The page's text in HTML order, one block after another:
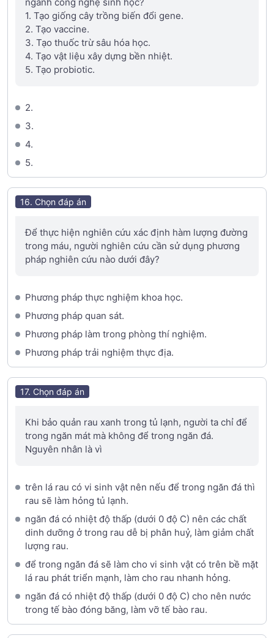
1. Tạo giống cây trồng biến đổi gene.
2. Tạo vaccine.
3. Tạo thuốc trừ sâu hóa học.
4. Tạo vật liệu xây dựng bền nhiệt.
5. Tạo probiotic.
2.
3.
4.
5.
16. Chọn đáp án
Để thực hiện nghiên cứu xác định hàm lượng đường
trong máu, người nghiên cứu cần sử dụng phương
pháp nghiên cứu nào dưới đây?
Phương pháp thực nghiệm khoa học.
Phương pháp quan sát.
Phương pháp làm trong phòng thí nghiệm.
Phương pháp trải nghiệm thực địa.
17. Chọn đáp án
Khi bảo quản rau xanh trong tủ lạnh, người ta chỉ để
trong ngăn mát mà không để trong ngăn đá.
Nguyên nhân là vì
trên lá rau có vi sinh vật nên nếu để trong ngăn đá thì
rau sẽ làm hỏng tủ lạnh.
ngăn đá có nhiệt độ thấp (dưới 0 độ C) nên các chất
dinh dưỡng ở trong rau dễ bị phân huỷ, làm giảm chất
lượng rau.
để trong ngăn đá sẽ làm cho vi sinh vật có trên bề mặt
lá rau phát triển mạnh, làm cho rau nhanh hỏng.
ngăn đá có nhiệt độ thấp (dưới 0 độ C) cho nên nước
trong tế bào đóng băng, làm vỡ tế bào rau.